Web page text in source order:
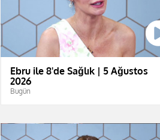
Ebru ile 8'de Sağlık | 5 Ağustos
2026
Bugün